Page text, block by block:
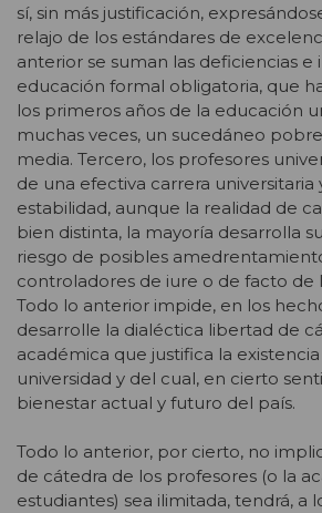
sí, sin más justificación,
relajo de los estándares de
anterior se suman las deficiencias e
educación formal obligatoria, que
los primeros años de la educación
muchas veces, un sucedáneo
media. Tercero, los profesores
de una efectiva carrera
estabilidad, aunque la realidad de
bien distinta, la mayoría desarrolla
riesgo de posibles
controladores de iure o de facto de
Todo lo anterior impide, en los
desarrolle la dialéctica libertad de
académica que justifica la
universidad y del cual, en cierto
bienestar actual y futuro del país.
Todo lo anterior, por cierto, no
de cátedra de los profesores (o la
estudiantes) sea ilimitada, tendrá, a